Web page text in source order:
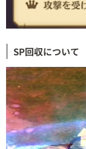
SP回収について